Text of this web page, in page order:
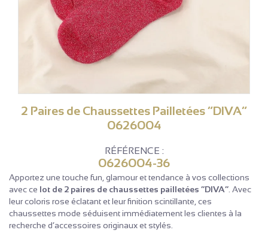
2 Paires de Chaussettes Pailletées “DIVA”
0626004
RÉFÉRENCE :
0626004-36
Apportez une touche fun, glamour et tendance à vos collections
avec ce lot de 2 paires de chaussettes pailletées “DIVA” . Avec
leur coloris rose éclatant et leur finition scintillante, ces
chaussettes mode séduisent immédiatement les clientes à la
recherche d’accessoires originaux et stylés.